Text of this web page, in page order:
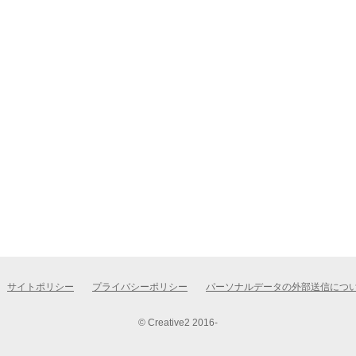
サイトポリシー プライバシーポリシー パーソナルデータの外部送信につ
© Creative2 2016-